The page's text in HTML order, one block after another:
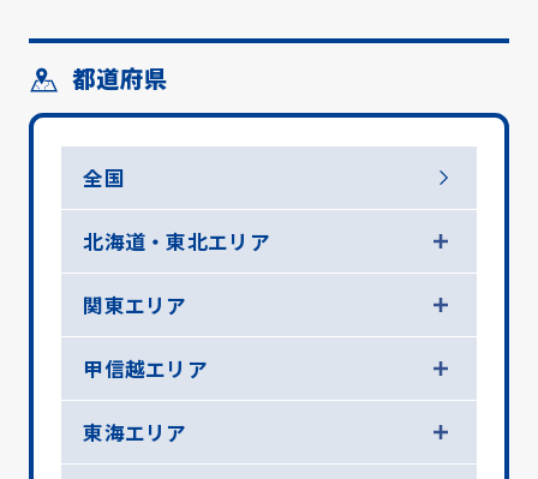
都道府県
全国
北海道・東北エリア
関東エリア
甲信越エリア
東海エリア